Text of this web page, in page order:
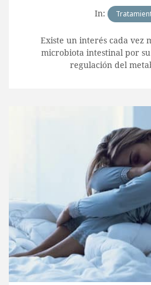
In:
Existe un interés cada vez
microbiota intestinal por
regulación del